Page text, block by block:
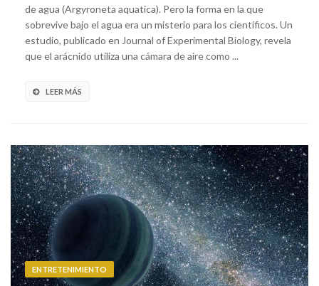
de agua (Argyroneta aquatica). Pero la forma en la que
sobrevive bajo el agua era un misterio para los científicos. Un
estudio, publicado en Journal of Experimental Biology, revela
que el arácnido utiliza una cámara de aire como ...
LEER MÁS
ENTRETENIMIENTO